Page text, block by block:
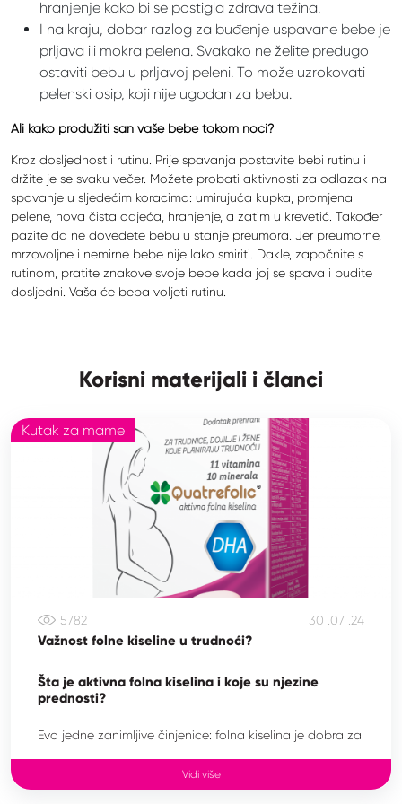
hranjenje kako bi se postigla zdrava težina.
I na kraju, dobar razlog za buđenje uspavane bebe je
prljava ili mokra pelena. Svakako ne želite predugo
ostaviti bebu u prljavoj peleni. To može uzrokovati
pelenski osip, koji nije ugodan za bebu.
Ali kako produžiti san vaše bebe tokom noći?
Kroz dosljednost i rutinu. Prije spavanja postavite bebi rutinu i
držite je se svaku večer. Možete probati aktivnosti za odlazak na
spavanje u sljedećim koracima: umirujuća kupka, promjena
pelene, nova čista odjeća, hranjenje, a zatim u krevetić. Također
pazite da ne dovedete bebu u stanje preumora. Jer preumorne,
mrzovoljne i nemirne bebe nije lako smiriti. Dakle, započnite s
rutinom, pratite znakove svoje bebe kada joj se spava i budite
dosljedni. Vaša će beba voljeti rutinu.
Korisni materijali i članci
Kutak za mame
5782 30 .07 .24
Važnost folne kiseline u trudnoći?
Šta je aktivna folna kiselina i koje su njezine
prednosti?
Evo jedne zanimljive činjenice: folna kiselina je dobra za
pokušavate li zatrudnjeti ili ste već trudni.
Vidi više